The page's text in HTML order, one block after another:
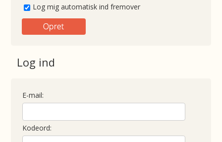
Log mig automatisk ind fremover
Log ind
E-mail:
Kodeord: